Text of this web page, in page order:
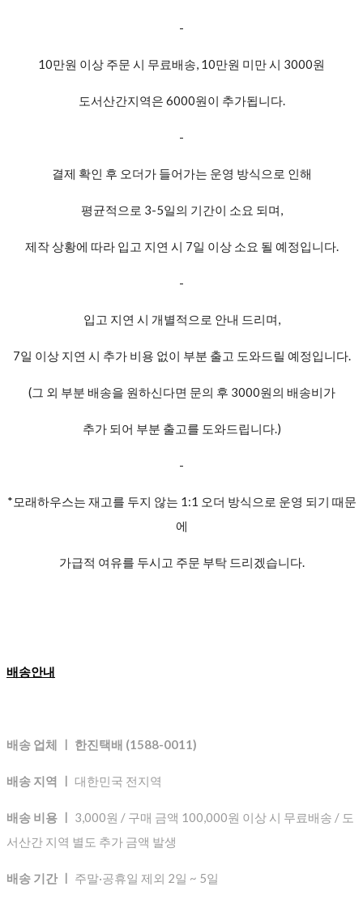
-
10만원 이상 주문 시 무료배송, 10만원 미만 시 3000원
도서산간지역은 6000원이 추가됩니다.
-
결제 확인 후 오더가 들어가는 운영 방식으로 인해
평균적으로 3-5일의 기간이 소요 되며,
제작 상황에 따라 입고 지연 시 7일 이상 소요 될 예정입니다.
-
입고 지연 시 개별적으로 안내 드리며,
7일 이상 지연 시 추가 비용 없이 부분 출고 도와드릴 예정입니다.
(그 외 부분 배송을 원하신다면 문의 후 3000원의 배송비가
추가 되어 부분 출고를 도와드립니다.)
-
*모래하우스는 재고를 두지 않는 1:1 오더 방식으로 운영 되기 때문
에
가급적 여유를 두시고 주문 부탁 드리겠습니다.
배송안내
배송 업체 ㅣ 한진택배 (1588-0011)
배송 지역 ㅣ 대한민국 전지역
배송 비용 ㅣ 3,000원 / 구매 금액 100,000원 이상 시 무료배송 / 도
서산간 지역 별도 추가 금액 발생
배송 기간 ㅣ 주말·공휴일 제외 2일 ~ 5일